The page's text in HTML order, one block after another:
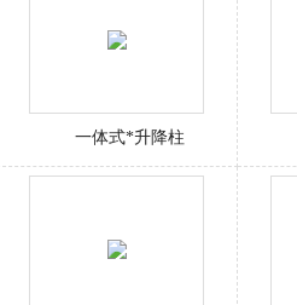
一体式*升降柱